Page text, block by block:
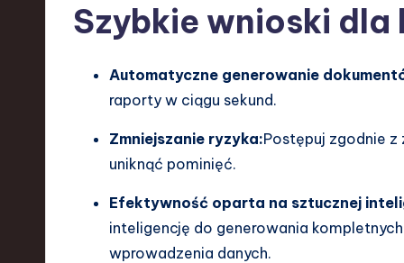
Szybkie wnioski
Automatyczne generowanie
raporty w ciągu sekund.
Zmniejszanie ryzyka:Postępuj zgodnie
uniknąć pominięć.
Efektywność oparta na sztucznej
inteligencję do generowania
wprowadzenia danych.